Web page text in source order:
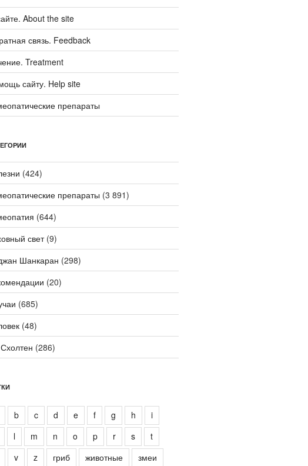
About the site
связь. Feedback
Treatment
сайту. Help site
препараты
(424)
препараты (3 891)
(644)
свет(9)
Шанкаран (298)
(20)
(685)
(48)
(286)
b c d e f g h
i
l m n o p r s
t
v z гриб животные
змеи